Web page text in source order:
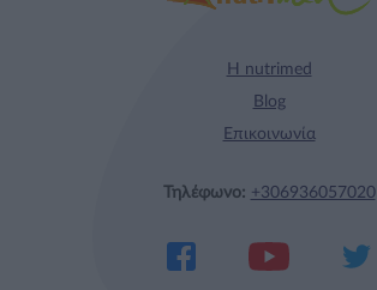
Η nutrimed
Blog
Επικοινωνία
Τηλέφωνο: +306936057020